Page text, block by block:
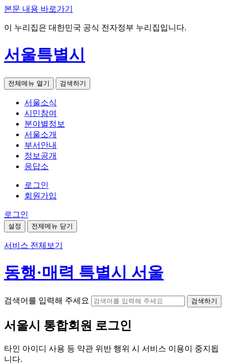
본문 내용 바로가기
이 누리집은 대한민국 공식 전자정부 누리집입니다.
서울특별시
전체메뉴 열기 검색하기
서울소식
시민참여
분야별정보
서울소개
부서안내
정보공개
응답소
로그인
회원가입
로그인
설정 전체메뉴 닫기
서비스 전체보기
동행·매력 특별시 서울
검색어를 입력해 주세요 검색하기
서울시 통합회원 로그인
타인 아이디 사용 등 약관 위반 행위 시 서비스 이용이 중지됩
니다.